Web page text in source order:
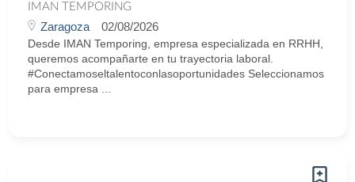
IMAN TEMPORING
Zaragoza 02/08/2026
Desde IMAN Temporing, empresa especializada en RRHH,
queremos acompañarte en tu trayectoria laboral.
#Conectamoseltalentoconlasoportunidades Seleccionamos
para empresa ...